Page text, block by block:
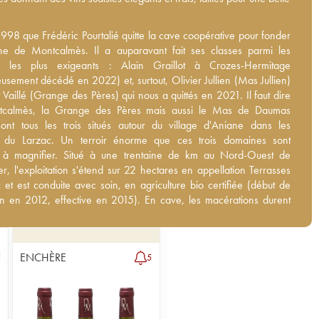
que Frédéric Pourtalié quitte la cave coopérative pour fonder
de Montcalmès. Il a auparavant fait ses classes parmi les
plus exigeants : Alain Graillot à Crozes-Hermitage
décédé en 2022) et, surtout, Olivier Jullien (Mas Jullien)
Vaillé (Grange des Pères) qui nous a quittés en 2021. Il faut dire
la Grange des Pères mais aussi le Mas de Daumas Gassac
trois situés autour du village d'Aniane dans les Terrasses du
terroir énorme que ces trois domaines sont parvenus à magnifier.
trentaine de km au Nord-Ouest de Montpellier, l'exploitation
22 hectares en appellation Terrasses du Larzac et est conduite
agriculture bio certifiée (début de conversion en 2012, effective
cave, les macérations durent environ 30 jours et l'élevage se
et en équilibre pour se hisser parmi les plus beaux crus
que Frédéric Pourtalié quitte la cave coopérative pour fonder
de Montcalmès. Il a auparavant fait ses classes parmi les
les plus exigeants : Alain Graillot à Crozes-Hermitage
décédé en 2022) et, surtout, Olivier Jullien (Mas Jullien)
Vaillé (Grange des Pères) qui nous a quittés en 2021. Il faut dire
la Grange des Pères mais aussi le Mas de Daumas
tous les trois situés autour du village d'Aniane dans les
du Larzac. Un terroir énorme que ces trois domaines sont
à magnifier. Situé à une trentaine de km au Nord-Ouest de
l'exploitation s'étend sur 22 hectares en appellation Terrasses
et est conduite avec soin, en agriculture bio certifiée (début de
en 2012, effective en 2015). En cave, les macérations durent
n'ont cessé de gagner en précision et en équilibre pour se
les plus beaux crus languedociens.
ENCHÈRE 5